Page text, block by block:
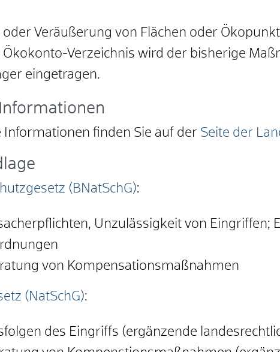
oder Veräußerung von Flächen oder
Verzeichnis wird der bisherige
eingetragen.
Informationen finden Sie auf der Seite der
(BNatSchG):
Unzulässigkeit von Eingriffen;
von Kompensationsmaßnahmen
(NatSchG):
des Eingriffs (ergänzende